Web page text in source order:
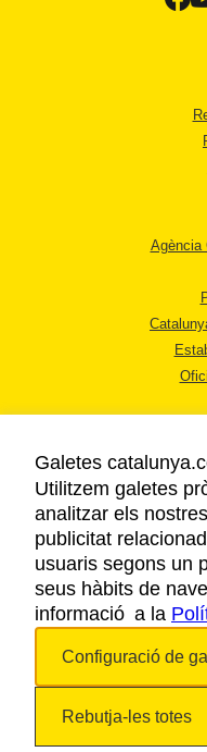
Agència
Galetes
Utilitzem galetes
analitzar els
publicitat
usuaris segons un
seus hàbits de
informació a la
Configuració de
Rebutja-les totes